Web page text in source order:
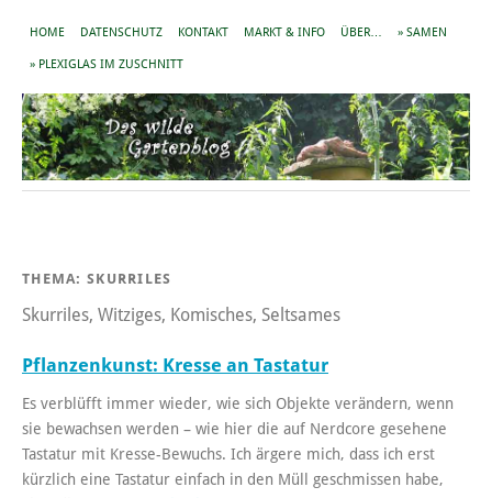
HOME DATENSCHUTZ KONTAKT MARKT & INFO ÜBER… » SAMEN
» PLEXIGLAS IM ZUSCHNITT
THEMA: SKURRILES
Skurriles, Witziges, Komisches, Seltsames
Pflanzenkunst: Kresse an Tastatur
Es verblüfft immer wieder, wie sich Objekte verändern, wenn
sie bewachsen werden – wie hier die auf Nerdcore gesehene
Tastatur mit Kresse-Bewuchs. Ich ärgere mich, dass ich erst
kürzlich eine Tastatur einfach in den Müll geschmissen habe,